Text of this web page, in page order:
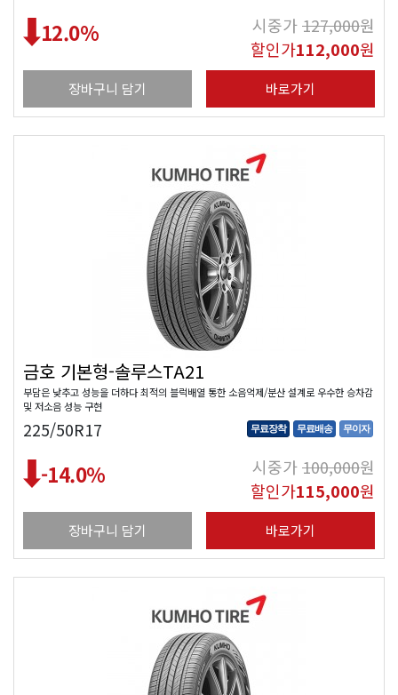
12.0% 시중가127,000원
할인가112,000원
장바구니 담기 바로가기
금호 기본형-솔루스TA21
부담은 낮추고 성능을 더하다 최적의 블럭배열 통한 소음억제/분산 설계로 우수한 승차감
및 저소음 성능 구현
225/50R17 무료장착 무료배송 무이자
-14.0% 시중가100,000원
할인가115,000원
장바구니 담기 바로가기